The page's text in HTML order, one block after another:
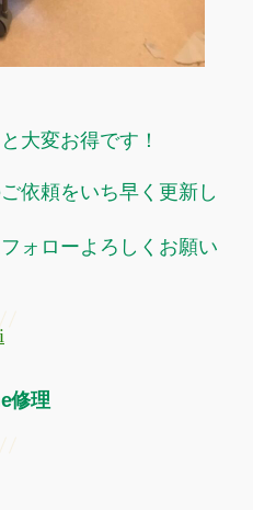
大変お得です！
依頼をいち早く更新し
ォローよろしくお願い
修理